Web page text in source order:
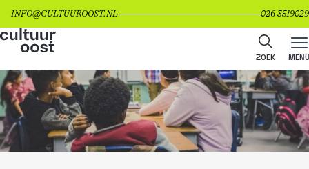
INFO@CULTUUROOST.NL 026 3519029
ZOEK MENU